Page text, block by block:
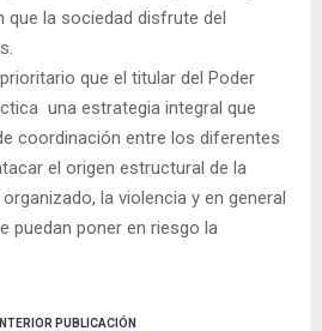
que la sociedad disfrute del
que el titular del Poder
una estrategia integral que
coordinación entre los diferentes
el origen estructural de la
la violencia y en general
puedan poner en riesgo la
PUBLICACIÓN